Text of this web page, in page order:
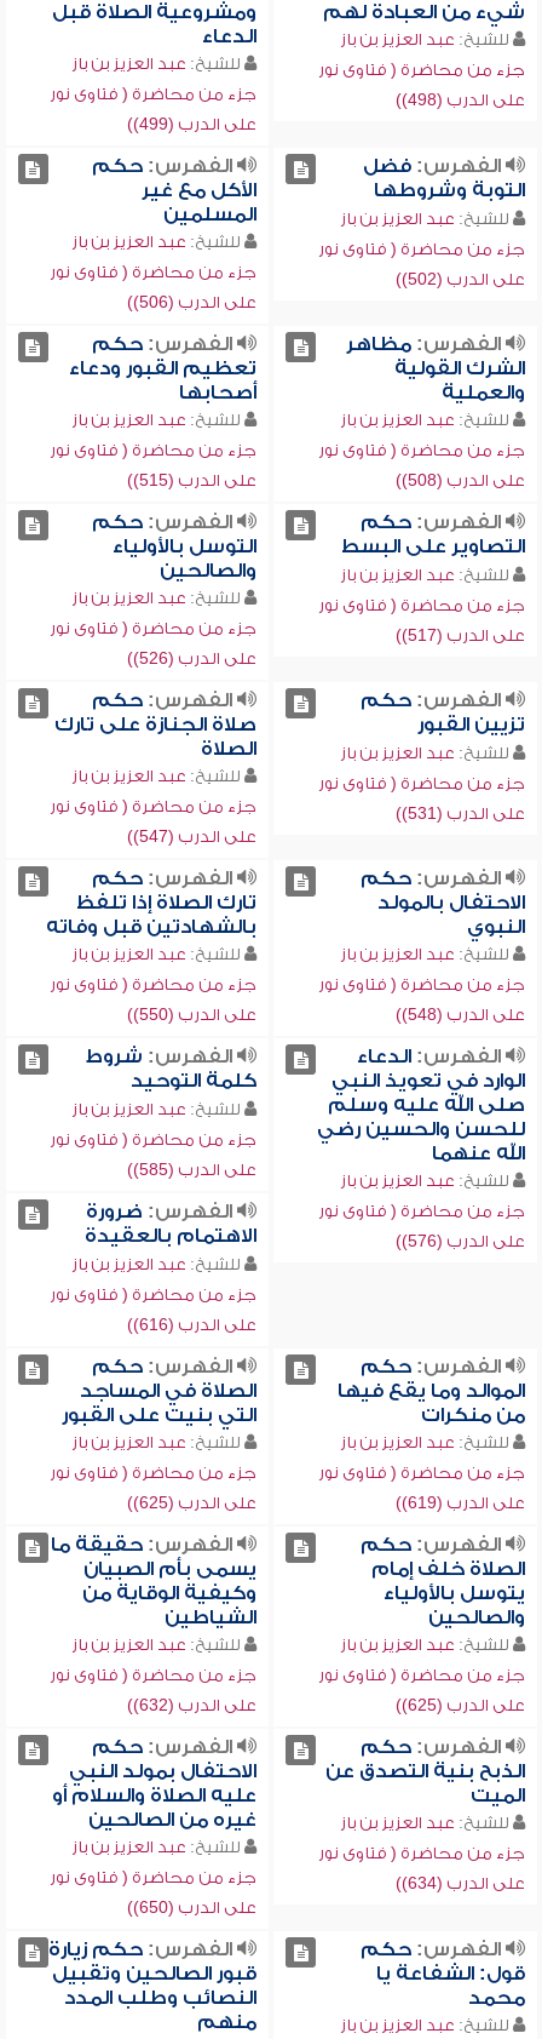
شيء من العبادة لهم
للشيخ: عبد العزيز بن باز
جزء من محاضرة ( فتاوى نور
على الدرب (498))
ومشروعية الصلاة قبل
الدعاء
للشيخ: عبد العزيز بن باز
جزء من محاضرة ( فتاوى نور
على الدرب (499))
الفهرس:فضل
التوبة وشروطها
للشيخ: عبد العزيز بن باز
جزء من محاضرة ( فتاوى نور
على الدرب (502))
الفهرس:حكم
الأكل مع غير
المسلمين
للشيخ: عبد العزيز بن باز
جزء من محاضرة ( فتاوى نور
على الدرب (506))
الفهرس:مظاهر
الشرك القولية
والعملية
للشيخ: عبد العزيز بن باز
جزء من محاضرة ( فتاوى نور
على الدرب (508))
الفهرس:حكم
تعظيم القبور ودعاء
أصحابها
للشيخ: عبد العزيز بن باز
جزء من محاضرة ( فتاوى نور
على الدرب (515))
الفهرس:حكم
التصاوير على البسط
للشيخ: عبد العزيز بن باز
جزء من محاضرة ( فتاوى نور
على الدرب (517))
الفهرس:حكم
التوسل بالأولياء
والصالحين
للشيخ: عبد العزيز بن باز
جزء من محاضرة ( فتاوى نور
على الدرب (526))
الفهرس:حكم
تزيين القبور
للشيخ: عبد العزيز بن باز
جزء من محاضرة ( فتاوى نور
على الدرب (531))
الفهرس:حكم
صلاة الجنازة على تارك
الصلاة
للشيخ: عبد العزيز بن باز
جزء من محاضرة ( فتاوى نور
على الدرب (547))
الفهرس:حكم
الاحتفال بالمولد
النبوي
للشيخ: عبد العزيز بن باز
جزء من محاضرة ( فتاوى نور
على الدرب (548))
الفهرس:حكم
تارك الصلاة إذا تلفظ
بالشهادتين قبل وفاته
للشيخ: عبد العزيز بن باز
جزء من محاضرة ( فتاوى نور
على الدرب (550))
الفهرس:الدعاء
الوارد في تعويذ النبي
صلى الله عليه وسلم
للحسن والحسين رضي
الله عنهما
للشيخ: عبد العزيز بن باز
جزء من محاضرة ( فتاوى نور
على الدرب (576))
الفهرس: شروط
كلمة التوحيد
للشيخ: عبد العزيز بن باز
جزء من محاضرة ( فتاوى نور
على الدرب (585))
الفهرس: ضرورة
الاهتمام بالعقيدة
للشيخ: عبد العزيز بن باز
جزء من محاضرة ( فتاوى نور
على الدرب (616))
الفهرس:حكم
الموالد وما يقع فيها
من منكرات
للشيخ: عبد العزيز بن باز
جزء من محاضرة ( فتاوى نور
على الدرب (619))
الفهرس:حكم
الصلاة في المساجد
التي بنيت على القبور
للشيخ: عبد العزيز بن باز
جزء من محاضرة ( فتاوى نور
على الدرب (625))
الفهرس:حكم
الصلاة خلف إمام
يتوسل بالأولياء
والصالحين
للشيخ: عبد العزيز بن باز
جزء من محاضرة ( فتاوى نور
على الدرب (625))
الفهرس:حقيقة ما
يسمى بأم الصبيان
وكيفية الوقاية من
الشياطين
للشيخ: عبد العزيز بن باز
جزء من محاضرة ( فتاوى نور
على الدرب (632))
الفهرس:حكم
الذبح بنية التصدق عن
الميت
للشيخ: عبد العزيز بن باز
جزء من محاضرة ( فتاوى نور
على الدرب (634))
الفهرس:حكم
الاحتفال بمولد النبي
عليه الصلاة والسلام أو
غيره من الصالحين
للشيخ: عبد العزيز بن باز
جزء من محاضرة ( فتاوى نور
على الدرب (650))
الفهرس:حكم
قول: الشفاعة يا
محمد
للشيخ: عبد العزيز بن باز
الفهرس:حكم زيارة
قبور الصالحين وتقبيل
النصائب وطلب المدد
منهم